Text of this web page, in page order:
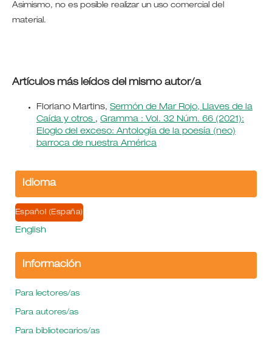
Asimismo, no es posible realizar un uso comercial del
material.
Artículos más leídos del mismo autor/a
Floriano Martins, Sermón de Mar Rojo, Llaves de la
Caída y otros , Gramma : Vol. 32 Núm. 66 (2021):
Elogio del exceso: Antología de la poesía (neo)
barroca de nuestra América
Idioma
Español (España)
English
Información
Para lectores/as
Para autores/as
Para bibliotecarios/as